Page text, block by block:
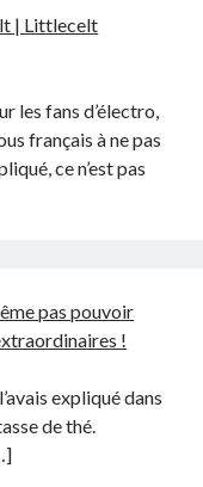
| Littlecelt
les fans d’électro,
français à ne pas
ce n’est pas
pas pouvoir
!
expliqué dans
de thé.